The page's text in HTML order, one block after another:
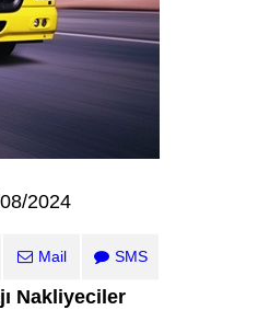
2024
Mail SMS
Nakliyeciler